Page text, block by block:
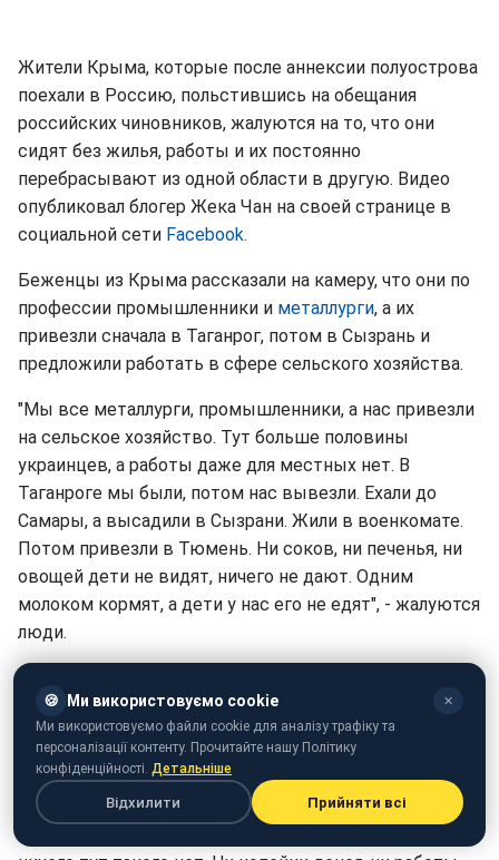
Жители Крыма, которые после аннексии полуострова
поехали в Россию, польстившись на обещания
российских чиновников, жалуются на то, что они
сидят без жилья, работы и их постоянно
перебрасывают из одной области в другую. Видео
опубликовал блогер Жека Чан на своей странице в
социальной сети Facebook.
Беженцы из Крыма рассказали на камеру, что они по
профессии промышленники и металлурги, а их
привезли сначала в Таганрог, потом в Сызрань и
предложили работать в сфере сельского хозяйства.
"Мы все металлурги, промышленники, а нас привезли
на сельское хозяйство. Тут больше половины
украинцев, а работы даже для местных нет. В
Таганроге мы были, потом нас вывезли. Ехали до
Самары, а высадили в Сызрани. Жили в военкомате.
Потом привезли в Тюмень. Ни соков, ни печенья, ни
овощей дети не видят, ничего не дают. Одним
молоком кормят, а дети у нас его не едят", - жалуются
люди.
так и не увидели и жалуются, что скоро просто
окажутся на улице.
"Распространяются заведомо ложные слухи, что
прибывшим из Украины выдают по 800 рублей и
предоставляются квартиры. Все говорят-говорят,
🍪 Ми використовуємо cookie ✕
Ми використовуємо файли cookie для аналізу трафіку та
персоналізації контенту. Прочитайте нашу Політику
конфіденційності. Детальніше
Відхилити Прийняти всі